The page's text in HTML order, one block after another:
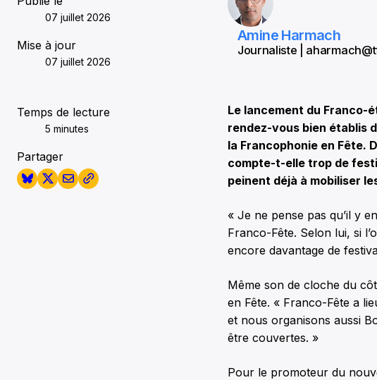
07 juillet 2026
Mise à jour
07 juillet 2026
Temps de lecture
5 minutes
Partager
Amine Harmach
Journaliste |
Le lancement du Franco-
rendez-vous bien établis
la Francophonie en Fête.
compte-t-elle trop de
peinent déjà à mobiliser
« Je ne pense pas qu’il y
Franco-Fête. Selon lui, si
encore davantage de
Même son de cloche du
en Fête. « Franco-Fête a
et nous organisons aussi
être couvertes. »
Pour le promoteur du